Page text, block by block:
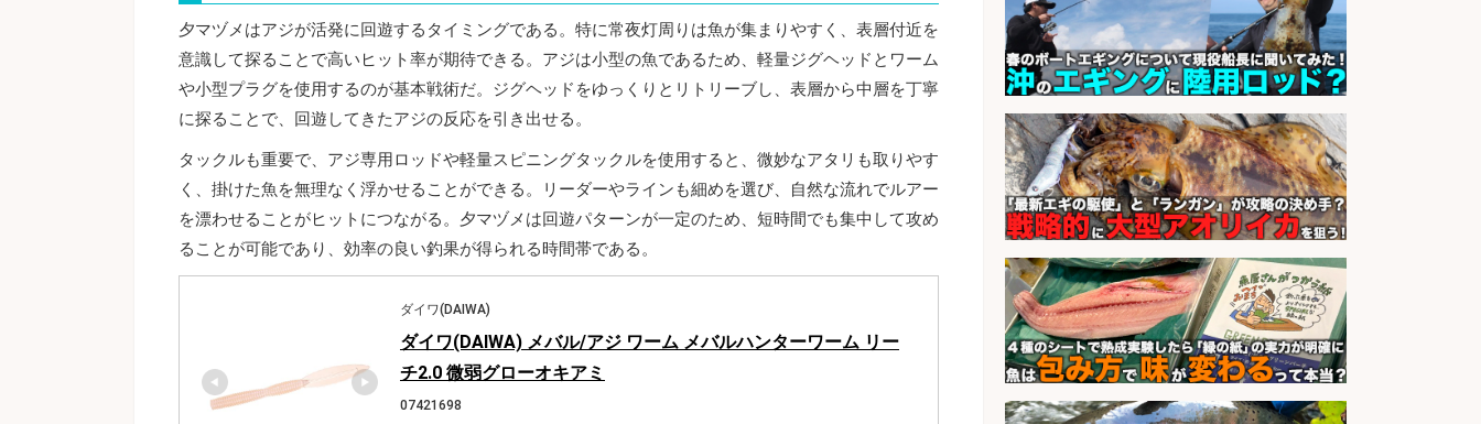
夕マヅメはアジが活発に回遊するタイミングである。特に常夜灯周りは魚が集まりやすく、表層付近を
意識して探ることで高いヒット率が期待できる。アジは小型の魚であるため、軽量ジグヘッドとワーム
や小型プラグを使用するのが基本戦術だ。ジグヘッドをゆっくりとリトリーブし、表層から中層を丁寧
に探ることで、回遊してきたアジの反応を引き出せる。
タックルも重要で、アジ専用ロッドや軽量スピニングタックルを使用すると、微妙なアタリも取りやす
く、掛けた魚を無理なく浮かせることができる。リーダーやラインも細めを選び、自然な流れでルアー
を漂わせることがヒットにつながる。夕マヅメは回遊パターンが一定のため、短時間でも集中して攻め
ることが可能であり、効率の良い釣果が得られる時間帯である。
ダイワ(DAIWA)
ダイワ(DAIWA) メバル/アジ ワーム メバルハンターワーム リー
チ2.0 微弱グローオキアミ
07421698